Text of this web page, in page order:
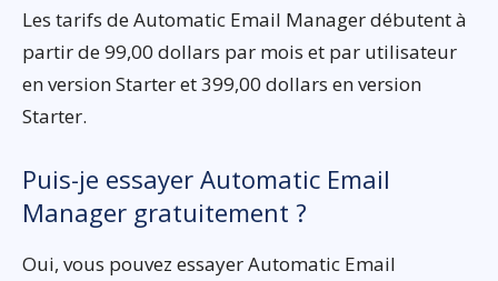
Les tarifs de Automatic Email Manager débutent à
partir de 99,00 dollars par mois et par utilisateur
en version Starter et 399,00 dollars en version
Starter.
Puis-je essayer Automatic Email
Manager gratuitement ?
Oui, vous pouvez essayer Automatic Email